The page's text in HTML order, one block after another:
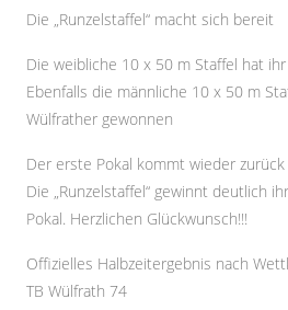
Die „Runzelstaffel“ macht sich bereit
Die weibliche 10 x 50 m Staffel hat
Ebenfalls die männliche 10 x 50 m
Wülfrather gewonnen
Der erste Pokal kommt wieder zurück
Die „Runzelstaffel“ gewinnt deutlich
Pokal. Herzlichen Glückwunsch!!!
Offizielles Halbzeitergebnis nach
TB Wülfrath 74